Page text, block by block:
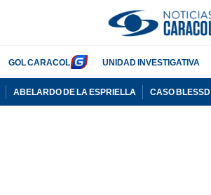
GOL CARACOL UNIDAD INVESTIGATIVA
ABELARDO DE LA ESPRIELLA CASO BLESSD